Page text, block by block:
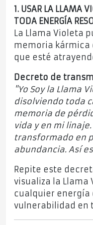
1. USAR LA LLAMA
TODA ENERGÍA
La Llama Violeta
memoria kármica
que esté
Decreto de
"Yo Soy la Llama
disolviendo toda
memoria de
vida y en mi
transformado en
abundancia. Así
Repite este
visualiza la Llama
cualquier energía
vulnerabilidad en